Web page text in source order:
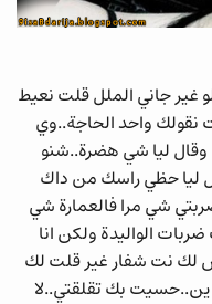
غير جاني الملل قلت نعيط
نقولك واحد الحاجة..وي
وقال ليا شي هضرة..شنو
ليا حظي راسك من داك
شي مرا فالعمارة شي
الواليدة ولكن انا
لك نت شفار غير قلت لك
بك تقلقتي..لا